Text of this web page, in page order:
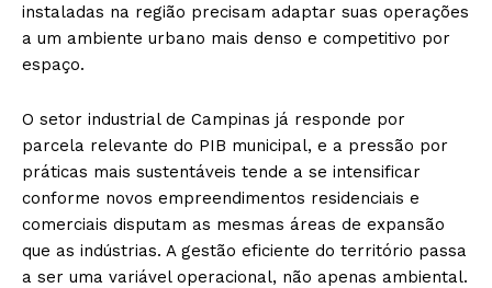
instaladas na região precisam adaptar suas operações
a um ambiente urbano mais denso e competitivo por
espaço.
O setor industrial de Campinas já responde por
parcela relevante do PIB municipal, e a pressão por
práticas mais sustentáveis tende a se intensificar
conforme novos empreendimentos residenciais e
comerciais disputam as mesmas áreas de expansão
que as indústrias. A gestão eficiente do território passa
a ser uma variável operacional, não apenas ambiental.